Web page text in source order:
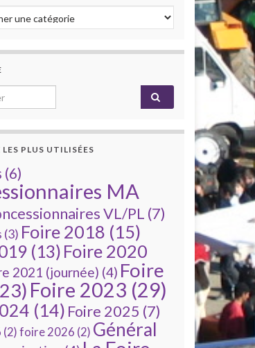
PLUS UTILISÉES
(6)
MA
VL/PL (7)
(3) Foire 2018 (15)
(13) Foire 2020
2021 (journée) (4) Foire
Foire 2023 (29)
(14) Foire 2025 (7)
(2) foire 2026 (2) Général